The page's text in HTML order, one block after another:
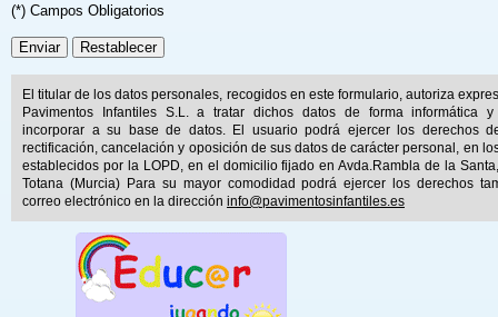
(*) Campos Obligatorios
El titular de los datos personales, recogidos en este formulario, autoriza
Pavimentos Infantiles S.L. a tratar dichos datos de forma informática y
incorporar a su base de datos. El usuario podrá ejercer los derechos
rectificación, cancelación y oposición de sus datos de carácter personal, en
establecidos por la LOPD, en el domicilio fijado en Avda.Rambla de la
Totana (Murcia) Para su mayor comodidad podrá ejercer los derechos
correo electrónico en la dirección info@pavimentosinfantiles.es